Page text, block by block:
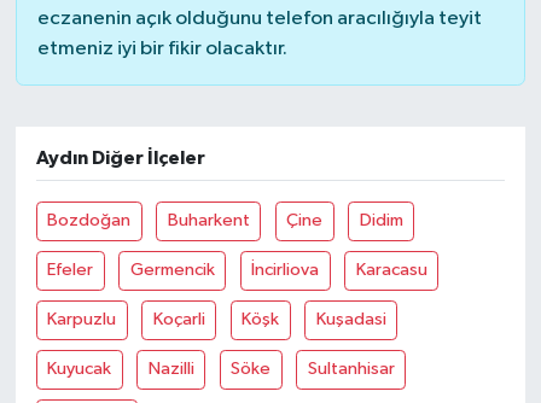
eczanenin açık olduğunu telefon aracılığıyla teyit
etmeniz iyi bir fikir olacaktır.
Aydın Diğer İlçeler
Bozdoğan Buharkent Çine Didim
Efeler Germencik İncirliova Karacasu
Karpuzlu Koçarli Köşk Kuşadasi
Kuyucak Nazilli Söke Sultanhisar